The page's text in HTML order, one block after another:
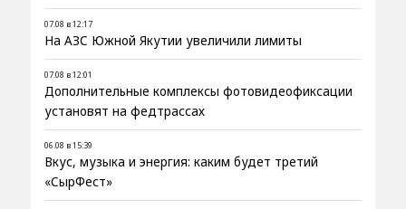
07.08 в 12:17
На АЗС Южной Якутии увеличили лимиты
07.08 в 12:01
Дополнительные комплексы фотовидеофиксации
установят на федтрассах
06.08 в 15:39
Вкус, музыка и энергия: каким будет третий
«СырФест»